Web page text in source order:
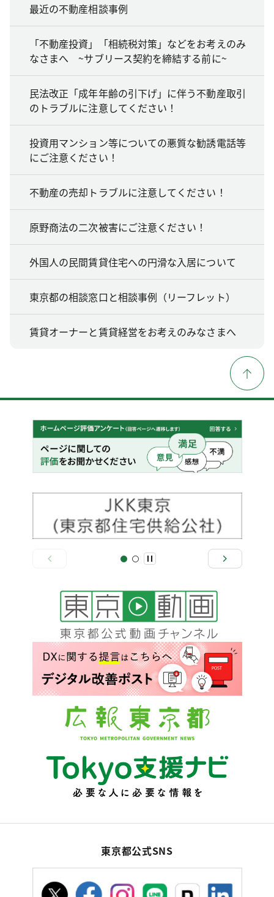
最近の不動産相談事例
「不動産投資」「相続税対策」などをお考えのみ
なさまへ ~サブリース契約を締結する前に~
民法改正「成年年齢の引下げ」に伴う不動産取引
のトラブルに注意してください！
投資用マンション等についての悪質な勧誘電話等
にご注意ください！
不動産の売却トラブルに注意してください！
原野商法の二次被害にご注意ください！
外国人の民間賃貸住宅への円滑な入居について
東京都の相談窓口と相談事例（リーフレット）
賃貸オーナーと賃貸経営をお考えのみなさまへ
東京都公式SNS